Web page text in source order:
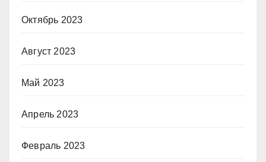
Октябрь 2023
Август 2023
Май 2023
Апрель 2023
Февраль 2023